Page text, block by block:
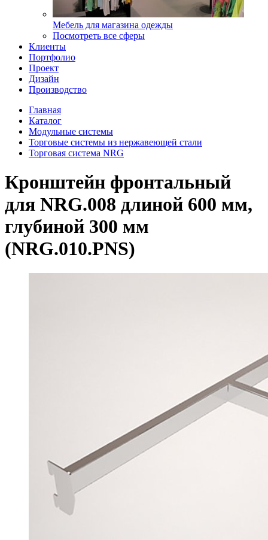
Мебель для магазина одежды
Посмотреть все сферы
Клиенты
Портфолио
Проект
Дизайн
Производство
Главная
Каталог
Модульные системы
Торговые системы из нержавеющей стали
Торговая система NRG
Кронштейн фронтальный
для NRG.008 длиной 600 мм,
глубиной 300 мм
(NRG.010.PNS)